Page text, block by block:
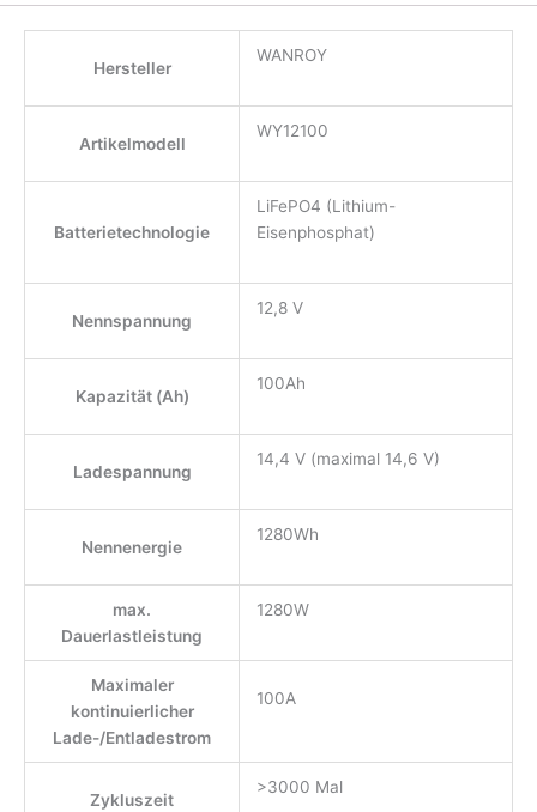
Hersteller
WANROY
Artikelmodell
WY12100
Batterietechnologie
LiFePO4 (Lithium-
Eisenphosphat)
Nennspannung
12,8 V
Kapazität (Ah)
100Ah
Ladespannung
14,4 V (maximal 14,6 V)
Nennenergie
1280Wh
max.
Dauerlastleistung
1280W
Maximaler
kontinuierlicher
Lade-/Entladestrom
100A
Zykluszeit
>3000 Mal